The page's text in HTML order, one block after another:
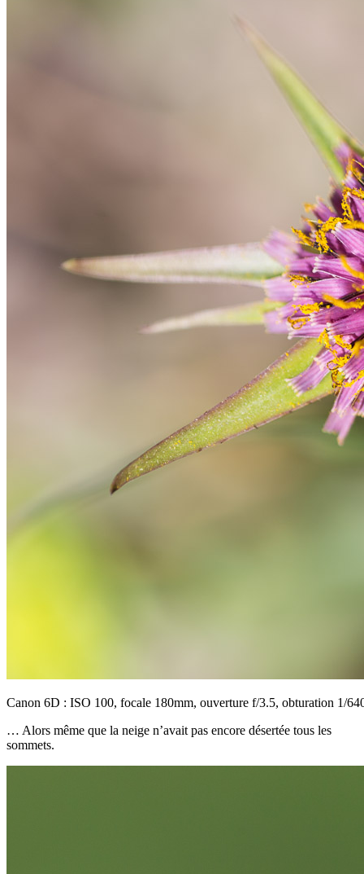
Canon 6D : ISO 100, focale 180mm, ouverture f/3.5, obturation 1/
… Alors même que la neige n’avait pas encore désertée tous les
sommets.